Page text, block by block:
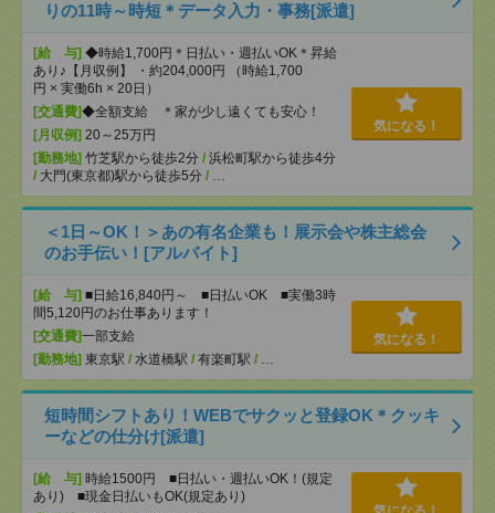
りの11時～時短＊データ入力・事務[派遣]
[給 与] ◆時給1,700円＊日払い・週払いOK＊昇給
あり♪【月収例】 ・約204,000円 （時給1,700
円 × 実働6h × 20日）
[交通費]◆全額支給 ＊家が少し遠くても安心！
[月収例] 20～25万円
[勤務地] 竹芝駅から徒歩2分 / 浜松町駅から徒歩4分
/ 大門(東京都)駅から徒歩5分 / …
気になる！
＜1日～OK！＞あの有名企業も！展示会や株主総会
のお手伝い！[アルバイト]
[給 与] ■日給16,840円～ ■日払いOK ■実働3時
間5,120円のお仕事あります！
[交通費]一部支給
[勤務地] 東京駅 / 水道橋駅 / 有楽町駅 / …
気になる！
短時間シフトあり！WEBでサクッと登録OK＊クッキ
ーなどの仕分け[派遣]
[給 与] 時給1500円 ■日払い・週払いOK！(規定
あり) ■現金日払いもOK(規定あり)